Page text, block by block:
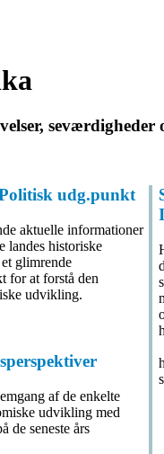
udg.punkt
aktuelle informationer
landes historiske
glimrende
for at forstå den
udvikling.
af de enkelte
udvikling med
de seneste års